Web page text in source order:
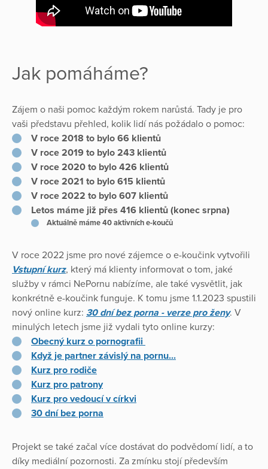
Jak pomáháme?
Zájem o naši pomoc každým rokem narůstá. Tady je pro
vaši představu přehled, kolik lidí nás požádalo o pomoc:
V roce 2018 to bylo 66 klientů
V roce 2019 to bylo 243 klientů
V roce 2020 to bylo 426 klientů
V roce 2021 to bylo 615 klientů
V roce 2022 to bylo 607 klientů
Letos máme již přes 416 klientů (konec srpna)
Aktuálně máme 40 aktivních e-koučů
V roce 2022 jsme pro nové zájemce o e-koučink vytvořili
Vstupní kurz, který má klienty informovat o tom, jaké
služby v rámci NePornu nabízíme, ale také vysvětlit, jak
konkrétně e-koučink funguje. K tomu jsme 1.1.2023 spustili
nový online kurz: 30 dní bez porna - verze pro ženy. V
minulých letech jsme již vydali tyto online kurzy:
Obecný kurz o pornografii
Když je partner závislý na pornu...
Kurz pro rodiče
Kurz pro patrony
Kurz pro vedoucí v církvi
30 dní bez porna
Projekt se také začal více dostávat do podvědomí lidí, a to
díky mediální pozornosti. Za zmínku stojí především